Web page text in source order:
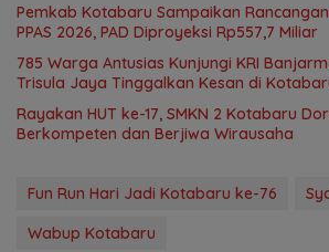
Pemkab Kotabaru Sampaikan
PPAS 2026, PAD Diproyeksi Rp557,7 Miliar
785 Warga Antusias Kunjungi KRI
Trisula Jaya Tinggalkan Kesan di
Rayakan HUT ke-17, SMKN 2 Kotabaru
Berkompeten dan Berjiwa Wirausaha
Fun Run Hari Jadi Kotabaru ke-76
Wabup Kotabaru